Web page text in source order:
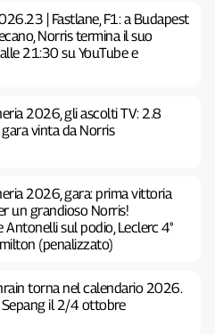
| Fastlane, F1: a Budapest
Norris termina il suo
21:30 su YouTube e
2026, gli ascolti TV: 2.8
vinta da Norris
2026, gara: prima vittoria
un grandioso Norris!
Antonelli sul podio, Leclerc 4°
(penalizzato)
torna nel calendario 2026.
Sepang il 2/4 ottobre